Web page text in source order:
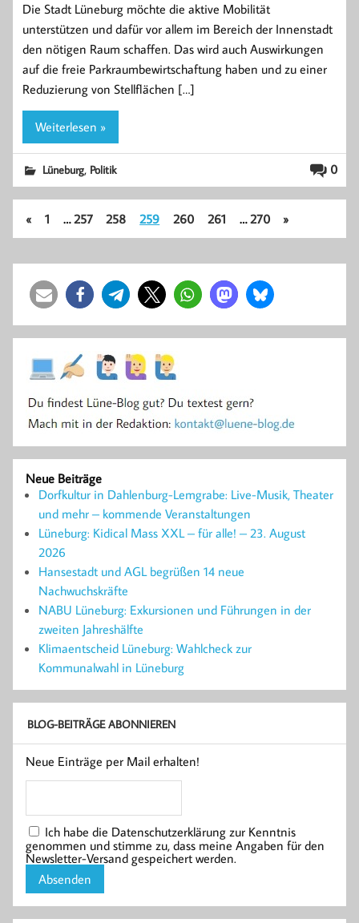
Die Stadt Lüneburg möchte die aktive Mobilität
unterstützen und dafür vor allem im Bereich der Innenstadt
den nötigen Raum schaffen. Das wird auch Auswirkungen
auf die freie Parkraumbewirtschaftung haben und zu einer
Reduzierung von Stellflächen […]
Weiterlesen »
0
Lüneburg, Politik
« 1 … 257 258 259 260 261 … 270 »
Neue Beiträge
Dorfkultur in Dahlenburg-Lemgrabe: Live-Musik, Theater
und mehr – kommende Veranstaltungen
Lüneburg: Kidical Mass XXL – für alle! – 23. August
2026
Hansestadt und AGL begrüßen 14 neue
Nachwuchskräfte
NABU Lüneburg: Exkursionen und Führungen in der
zweiten Jahreshälfte
Klimaentscheid Lüneburg: Wahlcheck zur
Kommunalwahl in Lüneburg
BLOG-BEITRÄGE ABONNIEREN
Neue Einträge per Mail erhalten!
Ich habe die Datenschutzerklärung zur Kenntnis
genommen und stimme zu, dass meine Angaben für den
Newsletter-Versand gespeichert werden.